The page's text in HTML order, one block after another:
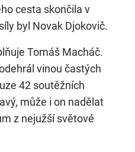
cesta skončila v
byl Novak Djokovič.
Tomáš Macháč.
vinou častých
42 soutěžních
může i on nadělat
z nejužší světové